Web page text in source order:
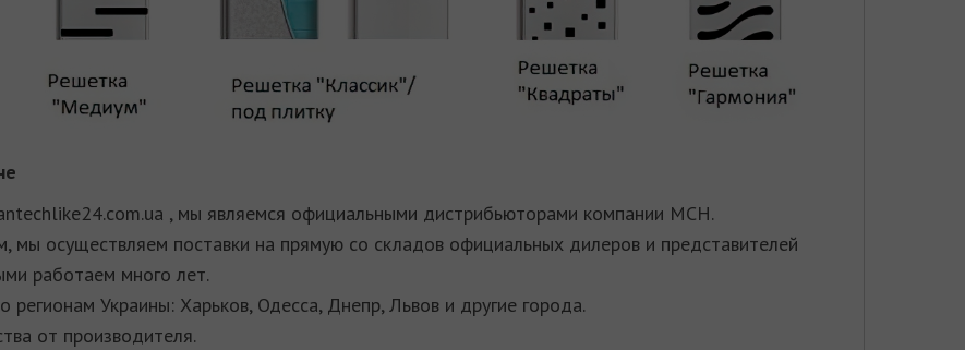
, мы являемся официальными дистрибьюторами компании MCH.
осуществляем поставки на прямую со складов официальных дилеров и представителей
работаем много лет.
регионам Украины: Харьков, Одесса, Днепр, Львов и другие города.
от производителя.